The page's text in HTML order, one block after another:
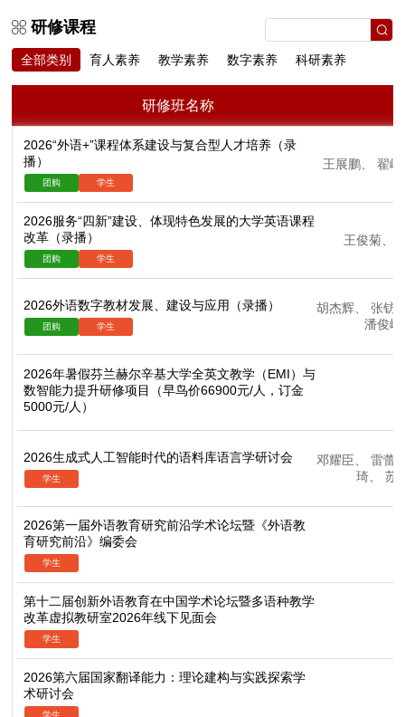
研修课程
全部类别 育人素养 教学素养 数字素养 科研素养
研修班名称
2026“外语+”课程体系建设与复合型人才培养（录
播）
王展鹏、 翟峥
2026服务“四新”建设、体现特色发展的大学英语课程
改革（录播）
王俊菊、
2026外语数字教材发展、建设与应用（录播） 胡杰辉、
张钫
潘俊峰
2026年暑假芬兰赫尔辛基大学全英文教学（EMI）与
数智能力提升研修项目（早鸟价66900元/人，订金
5000元/人）
2026生成式人工智能时代的语料库语言学研讨会 邓耀臣 雷蕾
琦、 苏
2026第一届外语教育研究前沿学术论坛暨《外语教
育研究前沿》编委会
第十二届创新外语教育在中国学术论坛暨多语种教学
改革虚拟教研室2026年线下见面会
2026第六届国家翻译能力：理论建构与实践探索学
术研讨会